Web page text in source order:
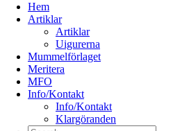
Hem
Artiklar
Artiklar
Uigurerna
Mummelförlaget
Meritera
MFO
Info/Kontakt
Info/Kontakt
Klargöranden